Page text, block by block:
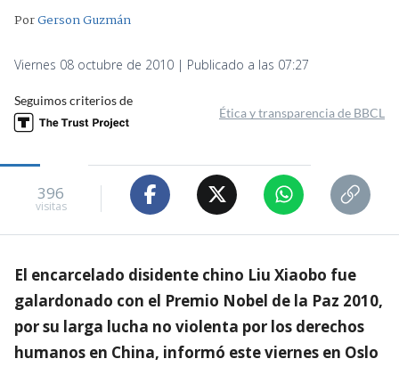
PorGerson Guzmán
Viernes 08 octubre de 2010 | Publicado a las 07:27
Seguimos criterios de
Ética y transparencia de BBCL
396
visitas
El encarcelado disidente chino Liu Xiaobo fue
galardonado con el Premio Nobel de la Paz 2010,
por su larga lucha no violenta por los derechos
humanos en China, informó este viernes en Oslo